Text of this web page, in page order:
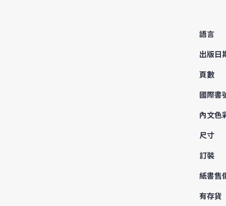
語言
出版日
頁數
國際書
內文色
尺寸
訂裝
紙書售
有存貨